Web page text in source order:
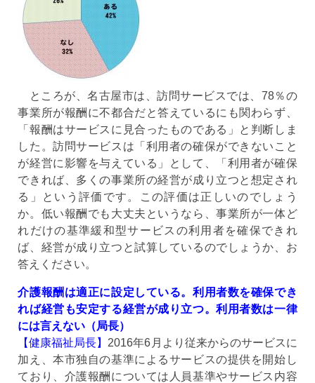
ところが、名古屋市は、訪問サービスでは、78％の
事業所が報酬に不都合だと答えているにも関わらず、
「報酬はサービスに見合ったものである」と判断しま
した。訪問サービスは「利用者の確保ができないこと
が経営に影響を与えている」として、「利用者が確保
できれば、多くの事業所の経営が成り立つと想定され
る」という評価です。この評価は正しいのでしょう
か。低い報酬でも大丈夫というなら、事業所が一体ど
れだけの基準緩和型サービスの利用者を確保できれ
ば、経営が成り立つと試算しているのでしょうか、お
答えください。
介護報酬は適正に設定している。利用者数を確保でき
れば経営も安定する経営が成り立つ。利用者数は一律
には言えない（局長）
【健康福祉局長】 2016年6月より従来からのサービスに
加え、本市独自の基準によるサービスの提供を開始し
ており、介護報酬については人員基準やサービス内容